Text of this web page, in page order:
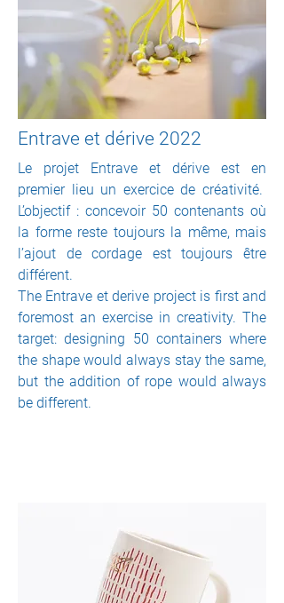
Entrave et dérive 2022
Le projet Entrave et dérive est en
premier lieu un exercice de créativité.
L’objectif : concevoir 50 contenants où
la forme reste toujours la même, mais
l’ajout de cordage est toujours être
différent.
The Entrave et derive project is first and
foremost an exercise in creativity. The
target: designing 50 containers where
the shape would always stay the same,
but the addition of rope would always
be different.